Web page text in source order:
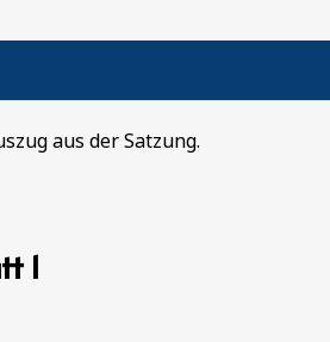
aus der Satzung.
1